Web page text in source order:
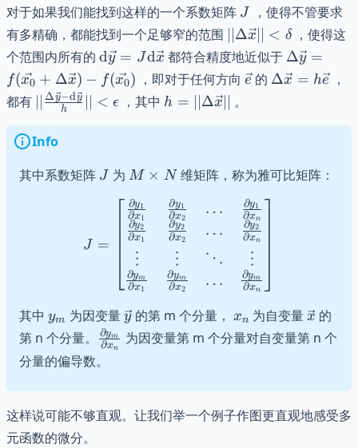
对于如果我们能找到这样的一个系数矩阵 J
J
，使得不管要求
有多精确，都能找到一个足够窄的范围 ||\Delta
\vec{x}||
< \delta
∣∣Δx < δ，使得这
个范围内所有的 \mathrm{d}\vec{y}
=
J\mathrm{d}\vec{x}
dy = Jdx 都符合精度地近似于 \Delta
=
\vec{x}) -
Δy =
f(x0 + Δx) − f(x0) ，即对于任何方向\vec{e}
e的 \Delta
Δx = he，
都有 ||\frac{\Delta
\vec{y} -
\mathrm{d}\vec{y}}
h
Δy−dy < ϵ ，其中 h=||\Delta
h = ∣∣Δx 。
Info
其中系数矩阵 J
J 为 M
N
M × N维矩阵，称为雅可比矩阵：
J = \begin{bmatrix}
J =
∂x1
∂y1
∂x1
∂y2
⋮
∂x1
∂ym
∂x2
∂y1
∂x2
∂y2
⋮
∂x2
∂ym
…
…
⋱
…
∂xn
∂y1
∂xn
∂y2
⋮
∂xn
∂ym
其中 y_{m}
ym 为因变量\vec{y}
y的第 m 个分量， x_{n}
xn 为自变量 x 的
第 n 个分量。 \frac{
\partial
y_{m}
}{
\partial
x_{n}
∂xn
∂ym
为因变量第 m 个分量对自变量第 n 个
分量的偏导数。
这样说可能不够直观。让我们举一个例子作图更直观地感受多
元函数的微分。